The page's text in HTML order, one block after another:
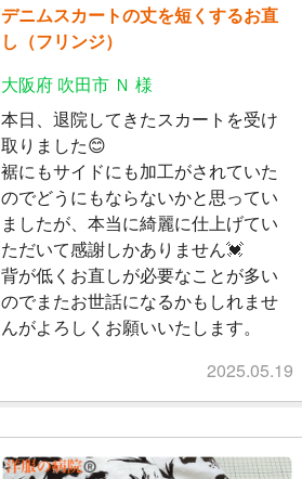
デニムスカートの丈を短くするお直
し（フリンジ）
大阪府 吹田市 Ｎ 様
本日、退院してきたスカートを受け
取りました😊
裾にもサイドにも加工がされていた
のでどうにもならないかと思ってい
ましたが、本当に綺麗に仕上げてい
ただいて感謝しかありません💓
背が低くお直しが必要なことが多い
のでまたお世話になるかもしれませ
んがよろしくお願いいたします。
2025.05.19